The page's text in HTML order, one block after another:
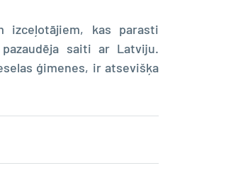
izceļotājiem, kas parasti
saiti ar Latviju.
ģimenes, ir atsevišķa